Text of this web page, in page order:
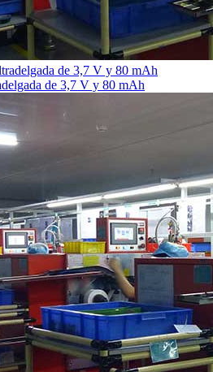
de 3,7 V y 80 mAh